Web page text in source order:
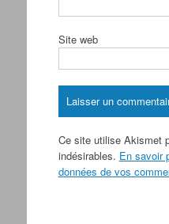
Site web
Ce site utilise Akismet
indésirables. En savoir
données de vos